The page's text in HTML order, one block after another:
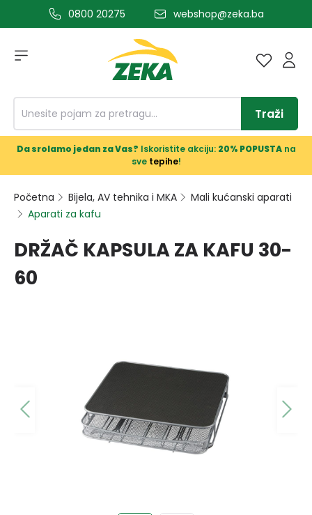
glavni sadržaj0800 20275 webshop@zeka.ba
Traži
Da srolamo jedan za Vas? Iskoristite akciju: 20% POPUSTAna
sve tepihe!
Početna Bijela, AV tehnika i MKA
Mali kućanski aparati
Aparati za kafu
DRŽAČ KAPSULA ZA KAFU 30-
60